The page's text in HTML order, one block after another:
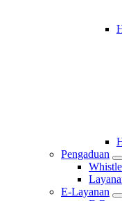
Pengaduan
E-Layanan